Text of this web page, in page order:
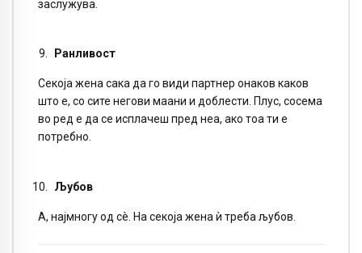
заслужува.
Ранливост
Секоја жена сака да го види партнер онаков каков
што е, со сите негови маани и доблести. Плус, сосема
во ред е да се исплачеш пред неа, ако тоа ти е
потребно.
Љубов
А, најмногу од сè. На секоја жена ѝ треба љубов.